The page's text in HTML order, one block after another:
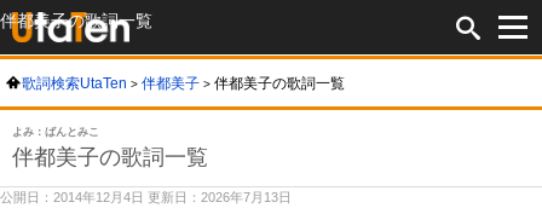
伴都美子の歌詞一覧
歌詞検索UtaTen 伴都美子 伴都美子の歌詞一覧
よみ：ばんとみこ
伴都美子の歌詞一覧
公開日：2014年12月4日 更新日：2026年7月13日